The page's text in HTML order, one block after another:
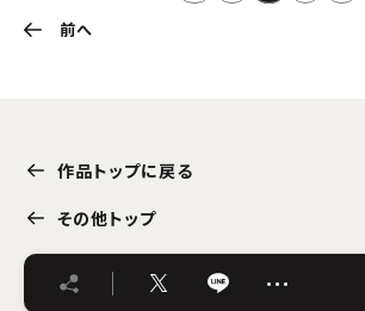
前へ
作品トップに戻る
その他トップ
…